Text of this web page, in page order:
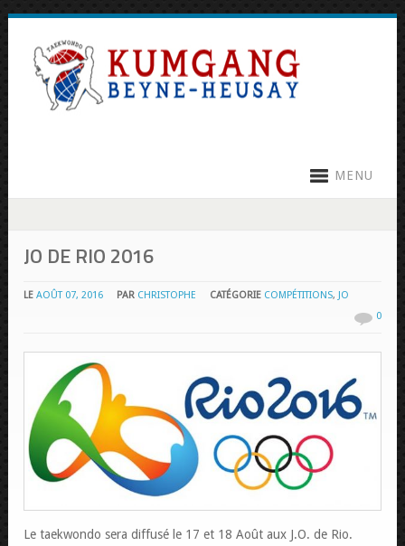
MENU
JO DE RIO 2016
LE AOÛT 07, 2016 PAR CHRISTOPHE CATÉGORIE COMPÉTITIONS,
JO
0
Le taekwondo sera diffusé le 17 et 18 Août aux J.O. de Rio.